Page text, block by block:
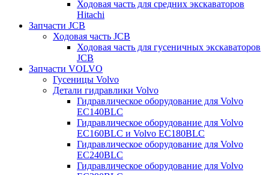
Ходовая часть для средних экскаваторов
Hitachi
Запчасти JCB
Ходовая часть JCB
Ходовая часть для гусеничных экскаваторов
JCB
Запчасти VOLVO
Гусеницы Volvo
Детали гидравлики Volvo
Гидравлическое оборудование для Volvo
EC140BLC
Гидравлическое оборудование для Volvo
EC160BLC и Volvo EC180BLC
Гидравлическое оборудование для Volvo
EC240BLC
Гидравлическое оборудование для Volvo